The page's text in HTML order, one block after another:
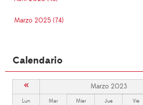
Marzo 2025 (74)
Calendario
« Marzo 2023
Lun Mar Mier Jue Vie